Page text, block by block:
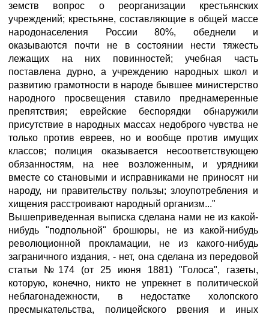
земств вопрос о реорганизации крестьянских
учреждений; крестьяне, составляющие в общей массе
народонаселения России 80%, обеднели и
оказываются почти не в состоянии нести тяжесть
лежащих на них повинностей; учебная часть
поставлена дурно, а учреждению народных школ и
развитию грамотности в народе бывшее министерство
народного просвещения ставило преднамеренные
препятствия; еврейские беспорядки обнаружили
присутствие в народных массах недоброго чувства не
только против евреев, но и вообще против имущих
классов; полиция оказывается несоответствующею
обязанностям, на нее возложенным, и урядники
вместе со становыми и исправниками не приносят ни
народу, ни правительству пользы; злоупотребления и
хищения расстроивают народный организм..."
Вышеприведенная выписка сделана нами не из какой-
нибудь "подпольной" брошюры, не из какой-нибудь
революционной прокламации, не из какого-нибудь
заграничного издания, - нет, она сделана из передовой
статьи №174 (от 25 июня 1881) "Голоса", газеты,
которую, конечно, никто не упрекнет в политической
неблагонадежности, в недостатке холопского
пресмыкательства, полицейского рвения и иных